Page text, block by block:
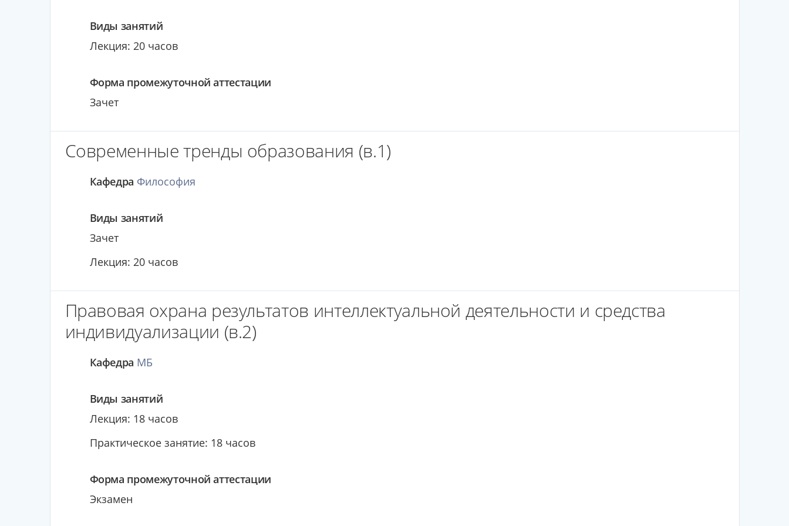
Виды занятий
Лекция: 20 часов
Форма промежуточной аттестации
Зачет
Современные тренды образования (в.1)
Кафедра Философия
Виды занятий
Зачет
Лекция: 20 часов
Правовая охрана результатов интеллектуальной деятельности и средства
индивидуализации (в.2)
Кафедра МБ
Виды занятий
Лекция: 18 часов
Практическое занятие: 18 часов
Форма промежуточной аттестации
Экзамен